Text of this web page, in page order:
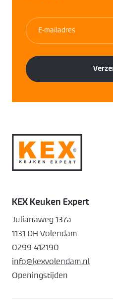
KEX Keuken Expert
Julianaweg 137a
1131 DH Volendam
0299 412190
info@kexvolendam.nl
Openingstijden